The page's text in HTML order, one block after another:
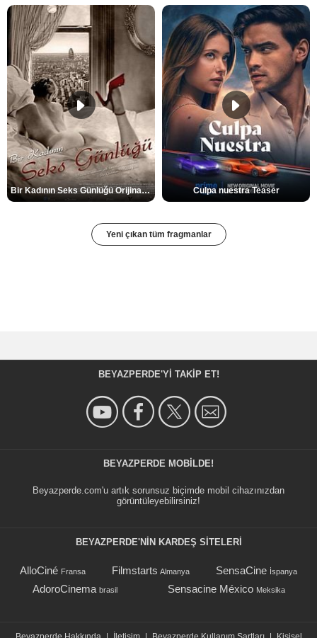
Bir Kadının Seks Günlüğü Orijinal Fragman Culpa nuestra Teaser
Yeni çıkan tüm fragmanlar
BEYAZPERDE'YI TAKIP ET!
BEYAZPERDE MOBILDE!
Beyazperde.com'u artık sorunsuz biçimde mobil cihazınızdan
görüntüleyebilirsiniz!
BEYAZPERDE'NIN KARDEŞ SİTELERİ
AlloCiné Fransa Filmstarts Almanya SensaCine İspanya
AdoroCinema brasil Sensacine México Meksika